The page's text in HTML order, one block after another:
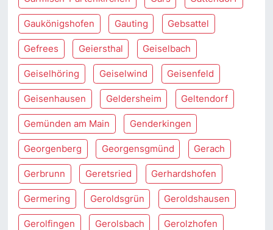
Gaukönigshofen Gauting Gebsattel
Gefrees Geiersthal Geiselbach
Geiselhöring Geiselwind Geisenfeld
Geisenhausen Geldersheim Geltendorf
Gemünden am Main Genderkingen
Georgenberg Georgensgmünd Gerach
Gerbrunn Geretsried Gerhardshofen
Germering Geroldsgrün Geroldshausen
Gerolfingen Gerolsbach Gerolzhofen